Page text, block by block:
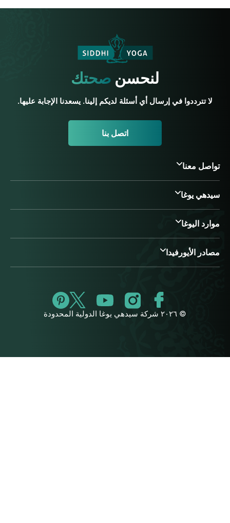
لنحسنصحتك
لا تترددوا في إرسال أي أسئلة لديكم إلينا. يسعدنا الإجابة عليها.
اتصل بنا
تواصل معنا
سيدهي يوغا
موارد اليوغا
مصادر الأيورفيدا
© ٢٠٢٦ شركة سيدهي يوغا الدولية المحدودة